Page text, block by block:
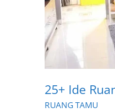
25+ Ide
RUANG TAMU